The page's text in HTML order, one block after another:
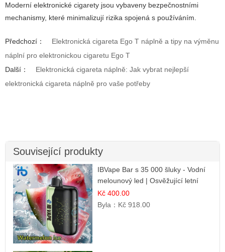
Moderní elektronické cigarety jsou vybaveny bezpečnostními
mechanismy, které minimalizují rizika spojená s používáním.
Předchozí：
Elektronická cigareta Ego T náplně a tipy na výměnu
náplní pro elektronickou cigaretu Ego T
Další：
Elektronická cigareta náplně: Jak vybrat nejlepší
elektronická cigareta náplně pro vaše potřeby
Související produkty
IBVape Bar s 35 000 šluky - Vodní
melounový led | Osvěžující letní
příchuť
Kč 400.00
Byla： Kč 918.00